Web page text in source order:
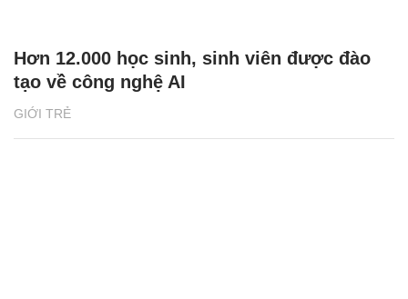
GIỚI TRẺ
Hơn 12.000 học sinh, sinh viên được đào
tạo về công nghệ AI